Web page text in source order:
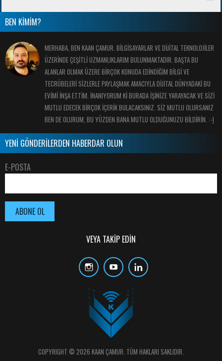
BEN KİMİM?
MERHABA, BEN KAAN ÇAMUR. BİLGİSAYARLAR VE DİJİTAL TEKNOLOJİLER
ÜZERİNDE ÇEŞİTLİ UZMANLIKLARIM BULUNMAKTADIR. BAŞTA BU
ALANLAR OLMAK ÜZERE BİRÇOK KONUDA EDİNDİĞİM BİLGİ VE
TECRÜBELERİ SİZLERLE PAYLAŞMAK AMACIYLA DİJİTAL DÜNYADAKİ BU
EVİMİ İNŞA ETTİM. İNANIYORUM Kİ BURADA İŞİNİZE YARAYACAK VE SİZİ
MUTLU EDECEK BİRÇOK İÇERİK BULACAKSINIZ. SİZ MUTLU OLURSANIZ
BEN DE OLURUM, BU YÜZDEN BANA MUTLU OLDUĞUNUZU BİLDİRİN. :-)
YENİ GÖNDERİLERDEN HABERDAR OLUN
E-POSTA
VEYA TAKİP EDİN
COPYRIGHT © 2026 KAAN ÇAMUR. TÜM HAKLARI SAKLIDIR.